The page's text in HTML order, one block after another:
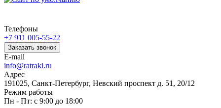
Телефоны
+7 911 005-55-22
Заказать звонок
E-mail
info@ratraki.ru
Адрес
191025, Санкт-Петербург, Невский проспект д. 51, 20/12
Режим работы
Пн - Пт: с 9:00 до 18:00